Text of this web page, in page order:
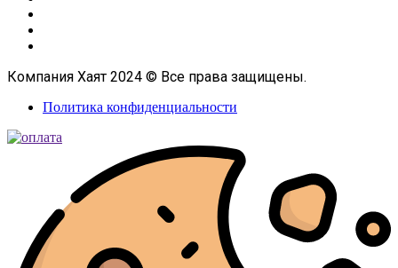
Компания Хаят 2024 © Все права защищены.
Политика конфиденциальности